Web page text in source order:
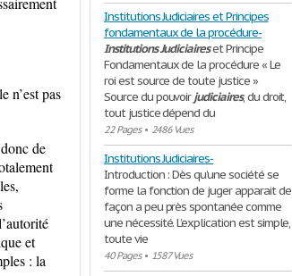
n’est pas
de
et
: la
Institutions Judiciaires et Principes
fondamentaux de la procédure-
Institutions Judiciaireset Principe
Fondamentaux de la procédure « Le
roi est source de toute justice »
Source du pouvoirjudiciaires, du droit,
tout justice dépend du
22 Pages• 2486 Vues
Institutions Judiciaires-
Introduction : Dès qu’une société se
forme la fonction de juger apparait de
façon a peu près spontanée comme
une nécessité. L’explication est simple,
toute vie
40 Pages• 1587 Vues